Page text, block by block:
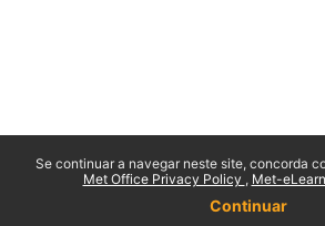
Se continuar a navegar neste site, concorda
Met Office Privacy Policy
Met-
Continuar